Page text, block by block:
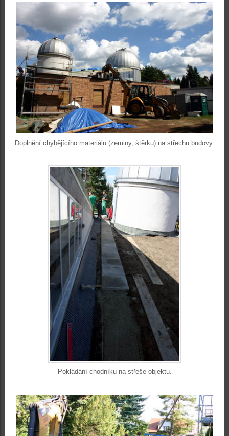
Doplnění chybějícího materiálu (zeminy, štěrku) na střechu budovy.
Pokládání chodníku na střeše objektu.